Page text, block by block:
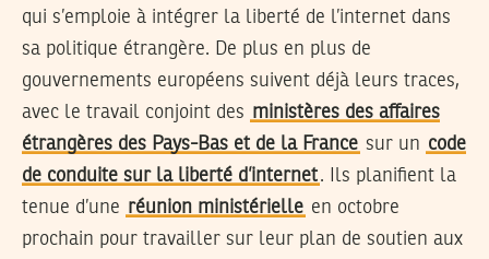
qui s’emploie à intégrer la liberté de l’internet dans
sa politique étrangère. De plus en plus de
gouvernements européens suivent déjà leurs traces,
avec le travail conjoint des ministères des affaires
étrangères des Pays-Bas et de la France sur un code
de conduite sur la liberté d’internet. Ils planifient la
tenue d’une réunion ministérielle en octobre
prochain pour travailler sur leur plan de soutien aux